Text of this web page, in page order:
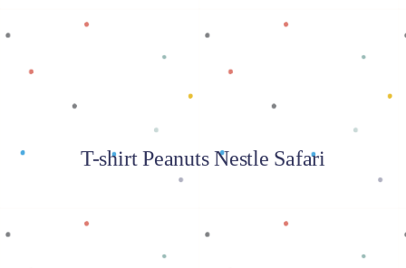
T-shirt Peanuts Nestle Safari